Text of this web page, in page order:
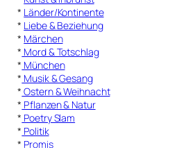
* Länder/Kontinente
* Liebe & Beziehung
* Märchen
* Mord & Totschlag
* München
* Musik & Gesang
* Ostern & Weihnacht
* Pflanzen & Natur
* Poetry Slam
* Politik
* Promis